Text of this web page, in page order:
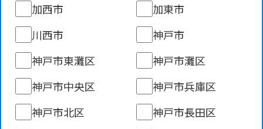
加西市
加東市
川西市
神戸市
神戸市東灘区
神戸市灘区
神戸市中央区
神戸市兵庫区
神戸市北区
神戸市長田区